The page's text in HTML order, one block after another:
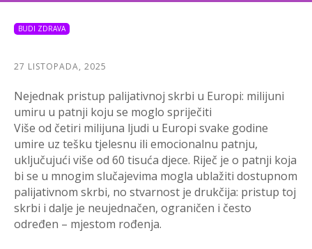
BUDI ZDRAVA
27 LISTOPADA, 2025
Nejednak pristup palijativnoj skrbi u Europi: milijuni
umiru u patnji koju se moglo spriječiti
Više od četiri milijuna ljudi u Europi svake godine
umire uz tešku tjelesnu ili emocionalnu patnju,
uključujući više od 60 tisuća djece. Riječ je o patnji koja
bi se u mnogim slučajevima mogla ublažiti dostupnom
palijativnom skrbi, no stvarnost je drukčija: pristup toj
skrbi i dalje je neujednačen, ograničen i često
određen – mjestom rođenja.